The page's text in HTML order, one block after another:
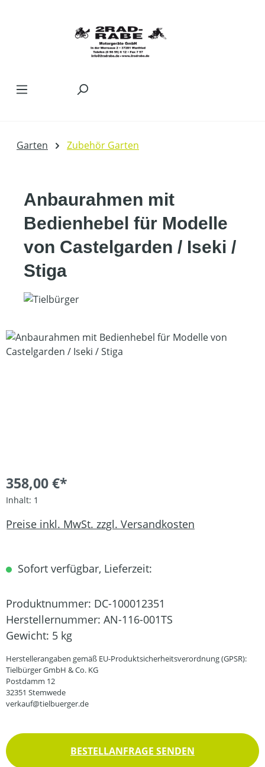
Garten Zubehör Garten
Anbaurahmen mit
Bedienhebel für Modelle
von Castelgarden / Iseki /
Stiga
Bildergalerie überspringen
358,00 €*
Inhalt: 1
Preise inkl. MwSt. zzgl. Versandkosten
Sofort verfügbar, Lieferzeit:
Produktnummer: DC-100012351
Herstellernummer: AN-116-001TS
Gewicht: 5 kg
Herstellerangaben gemäß EU-Produktsicherheitsverordnung (GPSR):
Tielbürger GmbH & Co. KG
Postdamm 12
32351 Stemwede
verkauf@tielbuerger.de
BESTELLANFRAGE SENDEN